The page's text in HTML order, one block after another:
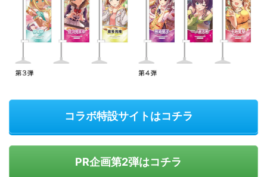
コラボ特設サイトはコチラ
PR企画第2弾はコチラ